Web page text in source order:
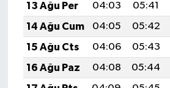
13 Ağu Per
04:03 05:41
14 Ağu Cum
04:05 05:42
15 Ağu Cts
04:06 05:43
16 Ağu Paz
04:08 05:44